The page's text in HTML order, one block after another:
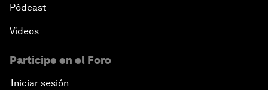
Pódcast
Vídeos
Participe en el Foro
Iniciar sesión